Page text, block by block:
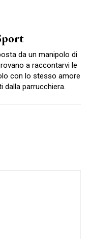
da un manipolo di
a raccontarvi le
con lo stesso amore
dalla parrucchiera.